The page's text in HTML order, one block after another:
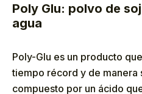
Poly Glu: polvo de
agua
Poly-Glu es un producto
tiempo récord y de manera
compuesto por un ácido